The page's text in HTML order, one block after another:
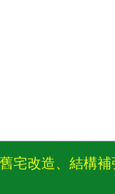
宅改造、結構